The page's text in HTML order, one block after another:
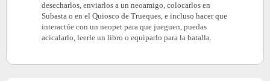
desecharlos, enviarlos a un neoamigo, colocarlos en
Subasta o en el Quiosco de Trueques, e incluso hacer que
interactúe con un neopet para que jueguen, puedas
acicalarlo, leerle un libro o equiparlo para la batalla.